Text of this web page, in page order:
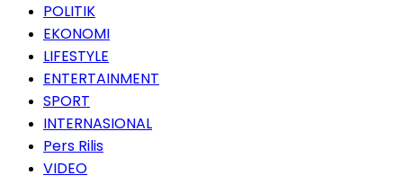
POLITIK
EKONOMI
LIFESTYLE
ENTERTAINMENT
SPORT
INTERNASIONAL
Pers Rilis
VIDEO